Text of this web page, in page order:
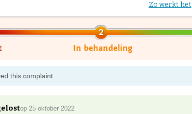
Zo werkt het
In behandeling
this complaint
op 25 oktober 2022